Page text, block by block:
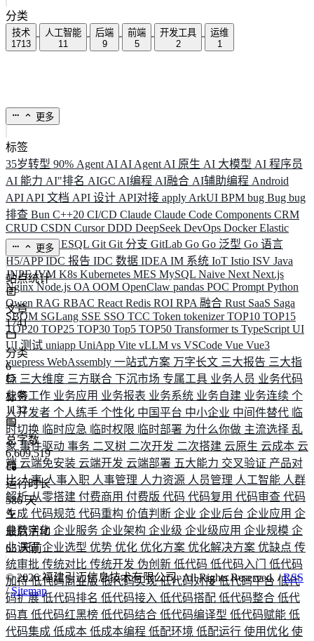
分类
技术
1713
人工智能
11
后端
9
前端
5
开发工具
2
运维
1
更多
标签
35岁转型 90% Agent AI AI Agent AI 原生 AI 大模型 AI 程序员
AI 能力 AI"排名 AIGC AI编程 AI融合 AI辅助编程 Android
API API 文档 API 设计 API对接 apply ArkUI BPM bug Bug bug
排查 Bun C++20 CI/CD Claude Claude Code Components CRM
CRUD CSDN CursorDDD DeepSeek DevOps DockerElastic
ELK ElysiaESQL Git Git 分支 GitLab Go Go 泛型 Go 语言
H5/APPIDC 报告 IDC 数据 IDEA IM 系统 IoT Istio ISV Java
JNPFJVM K8s Kubernetes MES MySQL Naive Next Next.js
NginxNode.js OA OOM OpenClaw pandas POC Prompt Python
Qwen RAG RBAC React Redis ROI RPA 融合 Rust SaaS Saga
SBOM SGLang SSE SSO TCC Token tokenizerTOP10 TOP15
TOP20 TOP25 TOP30 Top5 TOP50 Transformerts TypeScript UI
UI 测试 uniapp UniApp Vite vLLM vs VSCode Vue Vue3
vuepress WebAssembly 一站式方案 万字长文 三大报告 三大指
标 三大维度 三方联合 下沉市场 专属工具 业务人员 业务代码
业务工作 业务应用 业务报表 业务系统 业务自建 业务连续 个
人开发者 个人练手 个性化 中国平台 中小企业 中间件替代 临
时切换 临时应急 临时权限 临时部署 为什么你做 主流选择 乱
象 事件驱动 事务 二叉树 二次开发 二次搭建 云原生 云成本 云
端 云端免安装 云端开发 云端部署 五大能力 交叉验证 产品对
比人事人事入职 人事管理 人力资源 人员管理 人工智能 人群
解析从零搭建 付费商用 付费版 代码 代码复用 代码审查 代码
生成 代码规范 代码重构 价值判断 企业 企业后台 企业应用 企
业数字化 企业服务 企业架构 企业级 企业级应用 企业规模 企
业调研企业选型 优势 优化 优化方案 优化解决方案 优缺点 传
统审批 传统对比 传统开发 伪创新 低代码 低代码入门 低代码
加持低代码商业版低代码实现低代码对接低代码平台 低代
码扩展低代码排名 低代码接入 低代码搭配 低代码整合 低代
码真 低代码红黑榜 低代码结合 低代码编译型 低代码赋能 低
代码集成 低成本 低成本编程 低配环境 低配运行 使用优化 使
更多
站点统计
文章
1741
分类
6
标签
1132
总字数
6,609,519
运行时长
586 天
最后活动
65 天前
©2026福建引迈信息技术有限公司. All Rights Reserved. /RSS
/Sitemap